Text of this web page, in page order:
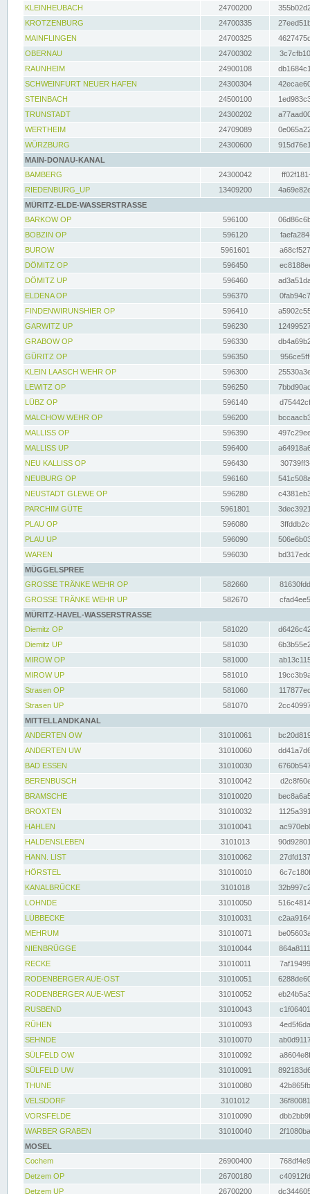
KLEINHEUBACH 24700200
KROTZENBURG
24700335
MAINFLINGEN
24700325
OBERNAU
24700302
RAUNHEIM
24900108
SCHWEINFURT NEUER HAFEN
24300304
STEINBACH
24500100
TRUNSTADT
24300202
WERTHEIM
24709089
WÜRZBURG
24300600
MAIN-DONAU-KANAL
BAMBERG
24300042
RIEDENBURG_UP
13409200
MÜRITZ-ELDE-WASSERSTRASSE
BARKOW OP
596100
BOBZIN OP
596120
BUROW
5961601
DÖMITZ OP
596450
DÖMITZ UP
596460
ELDENA OP
596370
FINDENWIRUNSHIER OP
596410
GARWITZ UP
596230
GRABOW OP
596330
GÜRITZ OP
596350
KLEIN LAASCH WEHR OP
596300
LEWITZ OP
596250
LÜBZ OP
596140
MALCHOW WEHR OP
596200
MALLISS OP
596390
MALLISS UP
596400
NEU KALLISS OP
596430
NEUBURG OP
596160
NEUSTADT GLEWE OP
596280
PARCHIM GÜTE
5961801
PLAU OP
596080
PLAU UP
596090
WAREN
596030
MÜGGELSPREE
GROSSE TRÄNKE WEHR OP
582660
GROSSE TRÄNKE WEHR UP
582670
MÜRITZ-HAVEL-WASSERSTRASSE
Diemitz OP
581020
Diemitz UP
581030
MIROW OP
581000
MIROW UP
581010
Strasen OP
581060
Strasen UP
581070
MITTELLANDKANAL
ANDERTEN OW
31010061
ANDERTEN UW
31010060
BAD ESSEN
31010030
BERENBUSCH
31010042
BRAMSCHE
31010020
BROXTEN
31010032
HAHLEN
31010041
HALDENSLEBEN
3101013
HANN. LIST
31010062
HÖRSTEL
31010010
KANALBRÜCKE
3101018
LOHNDE
31010050
LÜBBECKE
31010031
MEHRUM
31010071
NIENBRÜGGE
31010044
RECKE
31010011
RODENBERGER AUE-OST
31010051
RODENBERGER AUE-WEST
31010052
RUSBEND
31010043
RÜHEN
31010093
SEHNDE
31010070
SÜLFELD OW
31010092
SÜLFELD UW
31010091
THUNE
31010080
VELSDORF
3101012
VORSFELDE
31010090
WARBER GRABEN
31010040
MOSEL
Cochem
26900400
Detzem OP
26700180
Detzem UP
26700200